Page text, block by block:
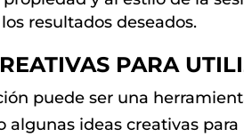
resultados deseados.
PARA
puede ser una
algunas ideas creativas